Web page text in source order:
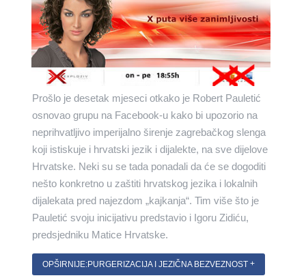
Prošlo je desetak mjeseci otkako je Robert Pauletić
osnovao grupu na Facebook-u kako bi upozorio na
neprihvatljivo imperijalno širenje zagrebačkog slenga
koji istiskuje i hrvatski jezik i dijalekte, na sve dijelove
Hrvatske. Neki su se tada ponadali da će se dogoditi
nešto konkretno u zaštiti hrvatskog jezika i lokalnih
dijalekata pred najezdom „kajkanja“. Tim više što je
Pauletić svoju inicijativu predstavio i Igoru Zidiću,
predsjedniku Matice Hrvatske.
OPŠIRNIJE:PURGERIZACIJA I JEZIČNA BEZVEZNOST